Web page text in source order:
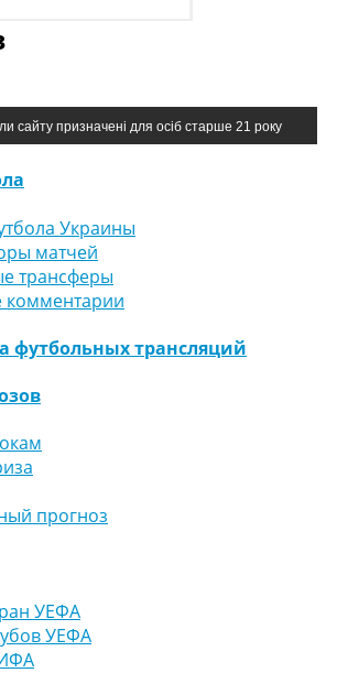
сайту призначені для осіб старше 21 року
Украины
матчей
трансферы
комментарии
футбольных трансляций
прогноз
УЕФА
УЕФА